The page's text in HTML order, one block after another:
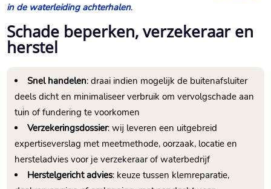
in de waterleiding achterhalen.
Schade beperken, verzekeraar en
herstel
Snel handelen: draai indien mogelijk de buitenafsluiter
deels dicht en minimaliseer verbruik om vervolgschade aan
tuin of fundering te voorkomen
Verzekeringsdossier: wij leveren een uitgebreid
expertiseverslag met meetmethode, oorzaak, locatie en
hersteladvies voor je verzekeraar of waterbedrijf
Herstelgericht advies: keuze tussen klemreparatie,